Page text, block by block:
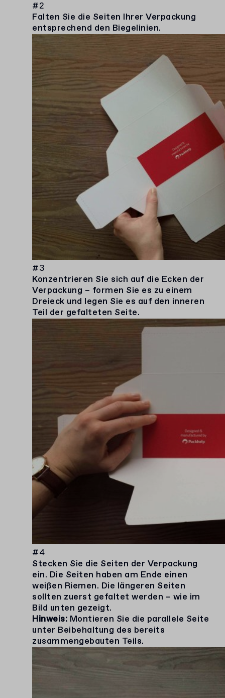
#2
Falten Sie die Seiten Ihrer Verpackung
entsprechend den Biegelinien.
#3
Konzentrieren Sie sich auf die Ecken der
Verpackung – formen Sie es zu einem
Dreieck und legen Sie es auf den inneren
Teil der gefalteten Seite.
#4
Stecken Sie die Seiten der Verpackung
ein. Die Seiten haben am Ende einen
weißen Riemen. Die längeren Seiten
sollten zuerst gefaltet werden – wie im
Bild unten gezeigt.
Hinweis: Montieren Sie die parallele Seite
unter Beibehaltung des bereits
zusammengebauten Teils.